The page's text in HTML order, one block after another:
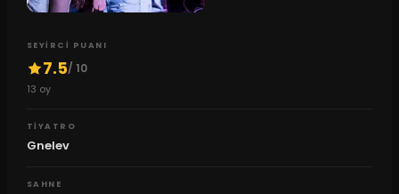
SEYIRCI PUANI
7.5/ 10
13 oy
TIYATRO
Gnelev
SAHNE